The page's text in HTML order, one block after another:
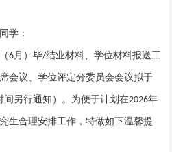
学：
6月）毕/结业材料、学位材料报送工
会议、学位评定分委员会会议拟于
间另行通知）。为便于计划在2026年
生合理安排工作，特做如下温馨提